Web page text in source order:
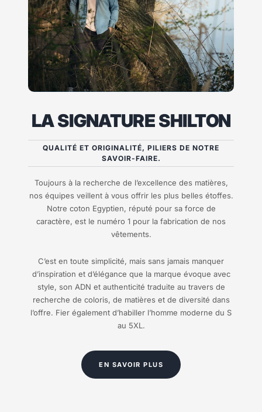
LA SIGNATURE SHILTON
QUALITÉ ET ORIGINALITÉ, PILIERS DE NOTRE
SAVOIR-FAIRE.
Toujours à la recherche de l’excellence des matières,
nos équipes veillent à vous offrir les plus belles étoffes.
Notre coton Egyptien, réputé pour sa force de
caractère, est le numéro 1 pour la fabrication de nos
vêtements.
C’est en toute simplicité, mais sans jamais manquer
d’inspiration et d’élégance que la marque évoque avec
style, son ADN et authenticité traduite au travers de
recherche de coloris, de matières et de diversité dans
l’offre. Fier également d’habiller l’homme moderne du S
au 5XL.
EN SAVOIR PLUS